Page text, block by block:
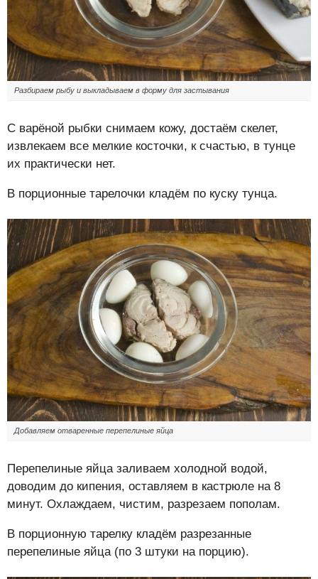
Разбираем рыбу и выкладываем в форму для застывания
С варёной рыбки снимаем кожу, достаём скелет,
извлекаем все мелкие косточки, к счастью, в тунце
их практически нет.
В порционные тарелочки кладём по куску тунца.
Добавляем отваренные перепелиные яйца
Перепелиные яйца заливаем холодной водой,
доводим до кипения, оставляем в кастрюле на 8
минут. Охлаждаем, чистим, разрезаем пополам.
В порционную тарелку кладём разрезанные
перепелиные яйца (по 3 штуки на порцию).